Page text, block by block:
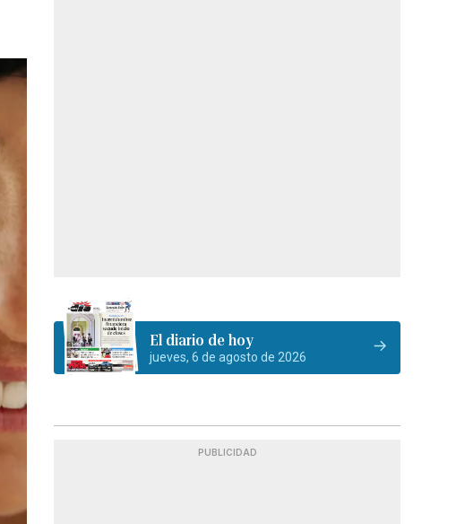
El diario de hoy
jueves, 6 de agosto de 2026
PUBLICIDAD